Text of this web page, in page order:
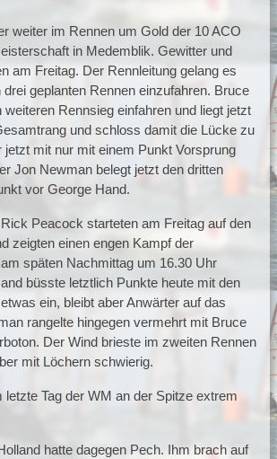
weiter im Rennen um Gold der 10 ACO
in Medemblik. Gewitter und
am Freitag. Der Rennleitung gelang es
geplanten Rennen einzufahren. Bruce
weiteren Rennsieg einfahren und liegt jetzt
und schloss damit die Lücke zu
mit nur mit einem Punkt Vorsprung
Jon Newman belegt jetzt den dritten
vor George Hand.
Peacock starteten am Freitag auf den
zeigten einen engen Kampf der
späten Nachmittag um 16.30 Uhr
büsste letztlich Punkte heute mit den
ein, bleibt aber Anwärter auf das
rangelte hingegen vermehrt mit Bruce
Der Wind brieste im zweiten Rennen
mit Löchern schwierig.
letzte Tag der WM an der Spitze extrem
hatte dagegen Pech. Ihm brach auf